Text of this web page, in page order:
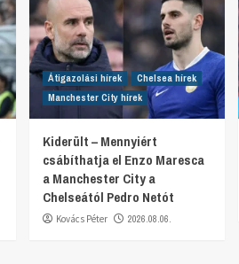
Átigazolási hírek
Chelsea hírek
Manchester City hírek
Kiderült – Mennyiért
csábíthatja el Enzo Maresca
a Manchester City a
Chelseától Pedro Netót
Kovács Péter 2026.08.06.